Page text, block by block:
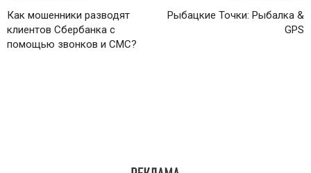
Как мошенники разводят
клиентов Сбербанка с
помощью звонков и СМС?
Рыбацкие Точки: Рыбалка &
GPS